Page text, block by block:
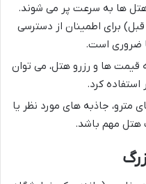
هتل ها به سرعت پر می شوند.
(حداقل ۱-۲ ماه قبل) برای اطمینان از دسترسی
ضروری است.
قیمت ها و رزرو هتل، می توان
استفاده کرد.
مترو، جاذبه های مورد نظر یا
هتل مهم باشد.